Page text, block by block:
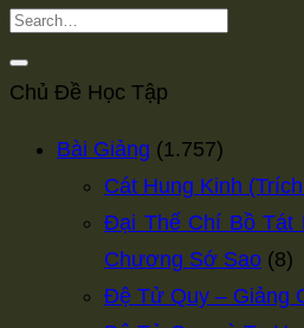
Chủ Đề Học Tập
Bài Giảng (1.757)
Cát Hung Kinh
Đại Thế Chí Bồ Tát
Chương Sớ Sao (8)
Đệ Tử Quy – Giảng